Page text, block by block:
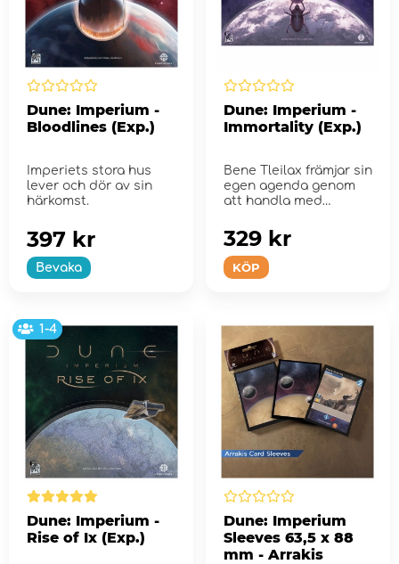
Dune: Imperium -
Bloodlines (Exp.)
Imperiets stora hus
lever och dör av sin
härkomst.
Bevaka
397 kr
Dune: Imperium -
Immortality (Exp.)
Bene Tleilax främjar sin
egen agenda genom
att handla med
KÖP
329 kr
1-4
Dune: Imperium -
Rise of Ix (Exp.)
Dune: Imperium
Sleeves 63,5 x 88
mm - Arrakis